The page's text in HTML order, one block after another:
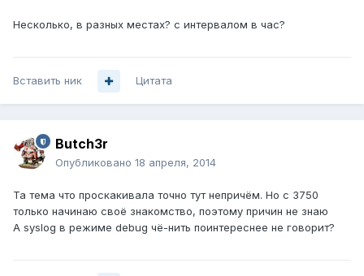
Несколько, в разных местах? с интервалом в час?
Вставить ник Цитата
Butch3r
Опубликовано 18 апреля, 2014
Та тема что проскакивала точно тут непричём. Но с 3750
только начинаю своё знакомство, поэтому причин не знаю
А syslog в режиме debug чё-нить поинтереснее не говорит?